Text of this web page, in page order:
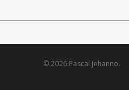
© 2026 Pascal Jehanno.